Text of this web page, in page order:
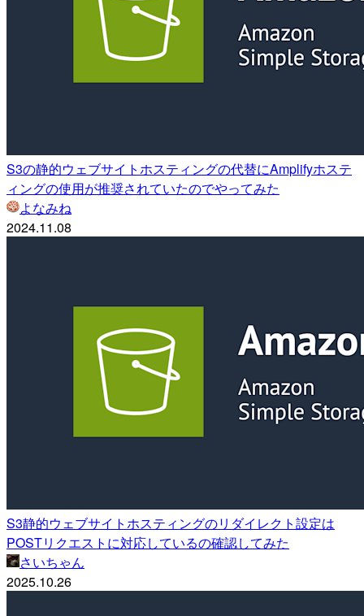
S3の静的ウェブサイトホスティングの代替にAmplifyホステ
ィングの使用が推奨されていたのでやってみた
よなみね
2024.11.08
S3静的ウェブサイトホスティングのリダイレクト設定は
POSTリクエストに対応しているの確認してみた
さいちゃん
2025.10.26